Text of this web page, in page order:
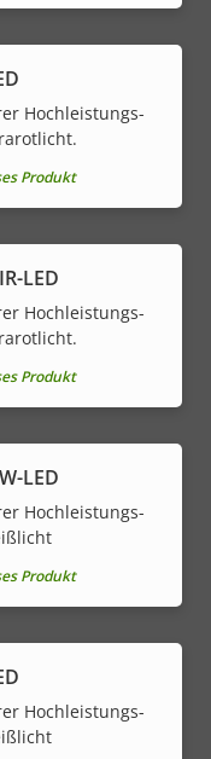
Hochleistungs-
Produkt
LED
Hochleistungs-
Produkt
LED
Hochleistungs-
Produkt
Hochleistungs-